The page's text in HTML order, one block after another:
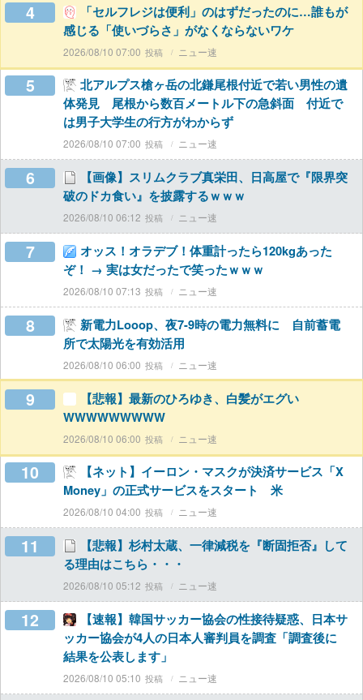
4
「セルフレジは便利」のはずだったのに…誰もが
感じる「使いづらさ」がなくならないワケ
2026/08/10 07:00 ニュー速
5
北アルプス槍ヶ岳の北鎌尾根付近で若い男性の遺
体発見 尾根から数百メートル下の急斜面 付近で
は男子大学生の行方がわからず
2026/08/10 07:00 ニュー速
6
【画像】スリムクラブ真栄田、日高屋で『限界突
破のドカ食い』を披露するｗｗｗ
2026/08/10 06:12 ニュー速
7
オッス！オラデブ！体重計ったら120kgあった
ぞ！ → 実は女だったで笑ったｗｗｗ
2026/08/10 07:13 ニュー速
8
新電力Looop、夜7-9時の電力無料に 自前蓄電
所で太陽光を有効活用
2026/08/10 06:00 ニュー速
9
【悲報】最新のひろゆき、白髪がエグい
WWWWWWWWW
2026/08/10 06:00 ニュー速
10
【ネット】イーロン・マスクが決済サービス「X
Money」の正式サービスをスタート 米
2026/08/10 04:00 ニュー速
11
【悲報】杉村太蔵、一律減税を『断固拒否』して
る理由はこちら・・・
2026/08/10 05:12 ニュー速
12
【速報】韓国サッカー協会の性接待疑惑、日本サ
ッカー協会が4人の日本人審判員を調査「調査後に
結果を公表します」
2026/08/10 05:10 ニュー速